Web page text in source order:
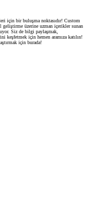
için bir buluşma noktasıdır! Custom
üzerine uzman içerikler sunan
Siz de bilgi paylaşmak,
için hemen aramıza katılın!
için burada!